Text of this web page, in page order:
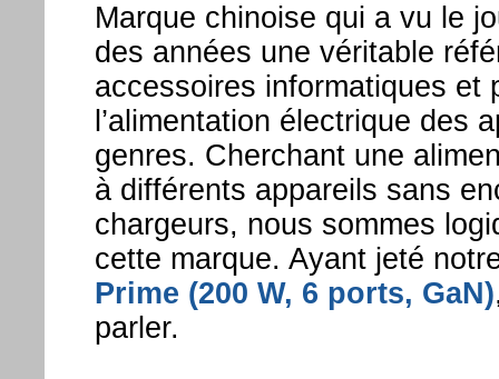
Marque chinoise qui a vu le
des années une véritable
accessoires informatiques et
l’alimentation électrique des
genres. Cherchant une
à différents appareils sans
chargeurs, nous sommes
cette marque. Ayant jeté
Prime (200 W, 6 ports, GaN)
parler.